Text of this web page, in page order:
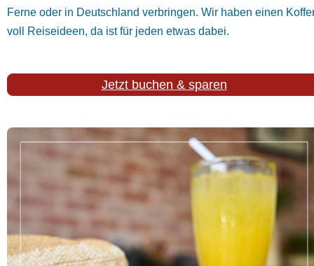
Ferne oder in Deutschland verbringen. Wir haben einen
voll Reiseideen, da ist für jeden etwas dabei.
Jetzt buchen & sparen